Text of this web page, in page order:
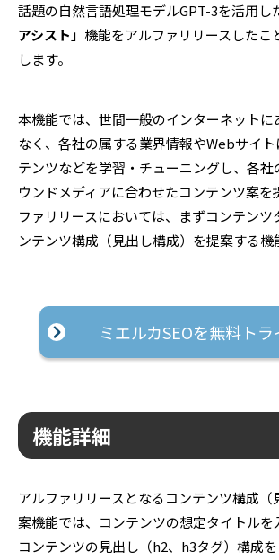
話題の自然言語処理モデルGPT-3を活用し
アシスト 」機能をアルファリリースしたこ
します。
本機能では、世間一般のインターネットに
なく、各社の属する業界情報やWebサイ
テンツなどを学習・チューニングし、各
ウンドメディアに合わせたコンテンツ案を
ファリリースにおいては、まずコンテンツ
ンテンツ構成（見出し構成）を提案する機
ミエルカSEOを無料ト
機能詳細
アルファリリースとなるコンテンツ構成（
案機能では、コンテンツの想定タイトルを
コンテンツの見出し（h2、h3タグ）構成